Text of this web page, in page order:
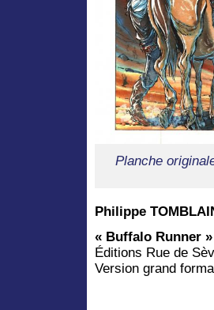
Planche
Philippe
« Buffalo Runner
Éditions Rue de
Version grand